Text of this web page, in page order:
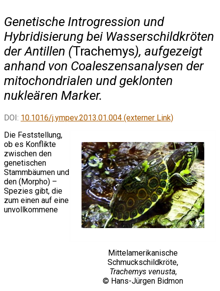
Genetische Introgression und
Hybridisierung bei Wasserschildkröten
der Antillen (Trachemys), aufgezeigt
anhand von Coaleszensanalysen der
mitochondrialen und geklonten
nukleären Marker.
DOI: 10.1016/j.ympev.2013.01.004 (externer Link)
Mittelamerikanische
Schmuckschildkröte,
Trachemys venusta,
© Hans-Jürgen Bidmon
Die Feststellung,
ob es Konflikte
zwischen den
genetischen
Stammbäumen und
den (Morpho) –
Spezies gibt, die
zum einen auf eine
unvollkommene